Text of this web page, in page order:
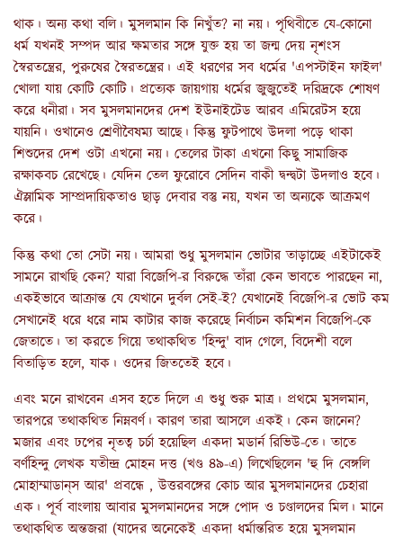
থাক। অন্য কথা বলি। মুসলমান কি নিখুঁত? না নয়। পৃথিবীতে যে-কোনো
ধর্ম যখনই সম্পদ আর ক্ষমতার সঙ্গে যুক্ত হয় তা জন্ম দেয় নৃশংস
স্বৈরতন্ত্রের, পুরুষের স্বৈরতন্ত্রের। এই ধরণের সব ধর্মের 'এপস্টাইন ফাইল'
খোলা যায় কোটি কোটি। প্রত্যেক জায়গায় ধর্মের জুজুতেই দরিদ্রকে শোষণ
করে ধনীরা। সব মুসলমানদের দেশ ইউনাইটেড আরব এমিরেটস হয়ে
যায়নি। ওখানেও শ্রেণীবৈষম্য আছে। কিন্তু ফুটপাথে উদলা পড়ে থাকা
শিশুদের দেশ ওটা এখনো নয়। তেলের টাকা এখনো কিছু সামাজিক
রক্ষাকবচ রেখেছে। যেদিন তেল ফুরোবে সেদিন বাকী দ্বন্দ্বটা উদলাও হবে।
ঐস্লামিক সাম্প্রদায়িকতাও ছাড় দেবার বস্তু নয়, যখন তা অন্যকে আক্রমণ
করে।
কিন্তু কথা তো সেটা নয়। আমরা শুধু মুসলমান ভোটার তাড়াচ্ছে এইটাকেই
সামনে রাখছি কেন? যারা বিজেপি-র বিরুদ্ধে তাঁরা কেন ভাবতে পারছেন না,
একইভাবে আক্রান্ত যে যেখানে দুর্বল সেই-ই? যেখানেই বিজেপি-র ভোট কম
সেখানেই ধরে ধরে নাম কাটার কাজ করেছে নির্বাচন কমিশন বিজেপি-কে
জেতাতে। তা করতে গিয়ে তথাকথিত 'হিন্দু' বাদ গেলে, বিদেশী বলে
বিতাড়িত হলে, যাক। ওদের জিততেই হবে।
এবং মনে রাখবেন এসব হতে দিলে এ শুধু শুরু মাত্র। প্রথমে মুসলমান,
তারপরে তথাকথিত নিম্নবর্ণ। কারণ তারা আসলে একই। কেন জানেন?
মজার এবং ঢপের নৃতত্ব চর্চা হয়েছিল একদা মডার্ন রিভিউ-তে। তাতে
বর্ণহিন্দু লেখক যতীন্দ্র মোহন দত্ত (খণ্ড ৪৯-এ) লিখেছিলেন 'হু দি বেঙ্গলি
মোহাম্মাডান্‌স আর' প্রবন্ধে , উত্তরবঙ্গের কোচ আর মুসলমানদের চেহারা
এক। পূর্ব বাংলায় আবার মুসলমানদের সঙ্গে পোদ ও চণ্ডালদের মিল। মানে
তথাকথিত অন্তজরা (যাদের অনেকেই একদা ধর্মান্তরিত হয়ে মুসলমান